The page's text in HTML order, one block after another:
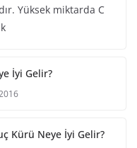
Yüksek miktarda C
İyi Gelir?
Kürü Neye İyi Gelir?